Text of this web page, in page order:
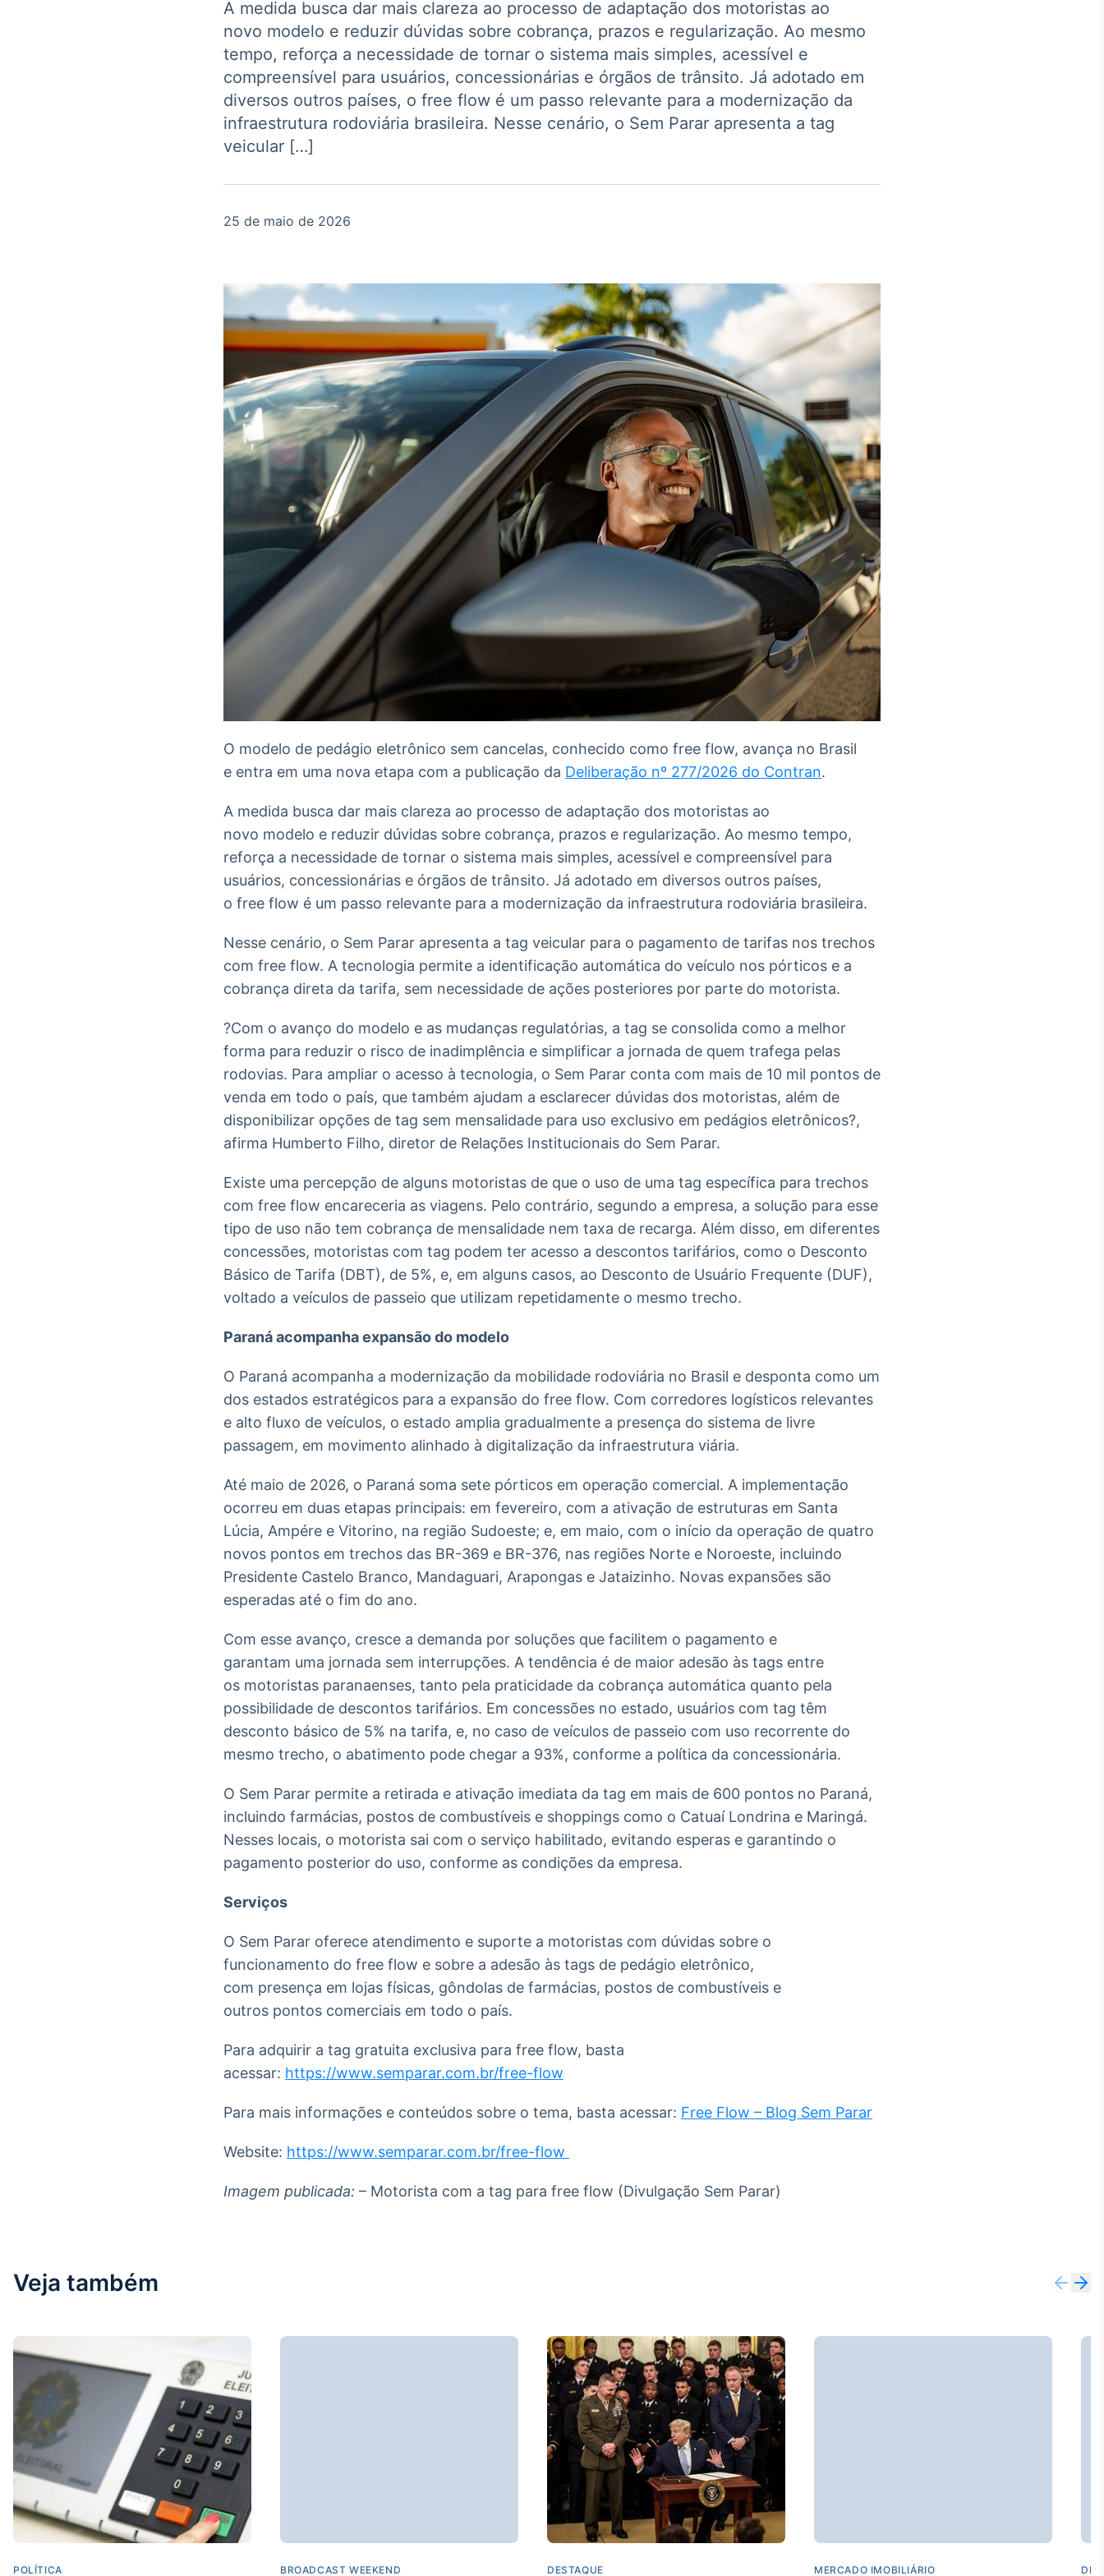
OTC
Plataforma para
ativos
Datafeed
APIs para
conteúdos e
dados
Ticker
Cotações e
notícias
Widgets
Componentes
funcionalidades
Wallboard
Conteúdos e
dados para
displays e telas
Curadoria
Curadoria de
conteúdos
noticiosos
Broadcast
notícias e
Broadcast
Fundos
A melhor
analisar fundos
no Brasil
IA BroadFast
Gestão de
Investimentos
Tokenização
Crédito
A medida busca dar mais clareza ao processo de adaptação dos motoristas ao
novo modelo e reduzir dúvidas sobre cobrança, prazos e regularização. Ao mesmo
tempo, reforça a necessidade de tornar o sistema mais simples, acessível e
compreensível para usuários, concessionárias e órgãos de trânsito. Já adotado em
diversos outros países, o free flow é um passo relevante para a modernização da
infraestrutura rodoviária brasileira. Nesse cenário, o Sem Parar apresenta a tag
veicular […]
25 de maio de 2026
O modelo de pedágio eletrônico sem cancelas, conhecido como free flow, avança no Brasil
e entra em uma nova etapa com a publicação da Deliberação nº 277/2026 do Contran.
A medida busca dar mais clareza ao processo de adaptação dos motoristas ao
novo modelo e reduzir dúvidas sobre cobrança, prazos e regularização. Ao mesmo tempo,
reforça a necessidade de tornar o sistema mais simples, acessível e compreensível para
usuários, concessionárias e órgãos de trânsito. Já adotado em diversos outros países,
o free flow é um passo relevante para a modernização da infraestrutura rodoviária brasileira.
Nesse cenário, o Sem Parar apresenta a tag veicular para o pagamento de tarifas nos trechos
com free flow. A tecnologia permite a identificação automática do veículo nos pórticos e a
cobrança direta da tarifa, sem necessidade de ações posteriores por parte do motorista.
?Com o avanço do modelo e as mudanças regulatórias, a tag se consolida como a melhor
forma para reduzir o risco de inadimplência e simplificar a jornada de quem trafega pelas
rodovias. Para ampliar o acesso à tecnologia, o Sem Parar conta com mais de 10 mil pontos de
venda em todo o país, que também ajudam a esclarecer dúvidas dos motoristas, além de
disponibilizar opções de tag sem mensalidade para uso exclusivo em pedágios eletrônicos?,
afirma Humberto Filho, diretor de Relações Institucionais do Sem Parar.
Existe uma percepção de alguns motoristas de que o uso de uma tag específica para trechos
com free flow encareceria as viagens. Pelo contrário, segundo a empresa, a solução para esse
tipo de uso não tem cobrança de mensalidade nem taxa de recarga. Além disso, em diferentes
concessões, motoristas com tag podem ter acesso a descontos tarifários, como o Desconto
Básico de Tarifa (DBT), de 5%, e, em alguns casos, ao Desconto de Usuário Frequente (DUF),
voltado a veículos de passeio que utilizam repetidamente o mesmo trecho.
Paraná acompanha expansão do modelo
O Paraná acompanha a modernização da mobilidade rodoviária no Brasil e desponta como um
dos estados estratégicos para a expansão do free flow. Com corredores logísticos relevantes
e alto fluxo de veículos, o estado amplia gradualmente a presença do sistema de livre
passagem, em movimento alinhado à digitalização da infraestrutura viária.
Até maio de 2026, o Paraná soma sete pórticos em operação comercial. A implementação
ocorreu em duas etapas principais: em fevereiro, com a ativação de estruturas em Santa
Lúcia, Ampére e Vitorino, na região Sudoeste; e, em maio, com o início da operação de quatro
novos pontos em trechos das BR-369 e BR-376, nas regiões Norte e Noroeste, incluindo
Presidente Castelo Branco, Mandaguari, Arapongas e Jataizinho. Novas expansões são
esperadas até o fim do ano.
Com esse avanço, cresce a demanda por soluções que facilitem o pagamento e
garantam uma jornada sem interrupções. A tendência é de maior adesão às tags entre
os motoristas paranaenses, tanto pela praticidade da cobrança automática quanto pela
possibilidade de descontos tarifários. Em concessões no estado, usuários com tag têm
desconto básico de 5% na tarifa, e, no caso de veículos de passeio com uso recorrente do
mesmo trecho, o abatimento pode chegar a 93%, conforme a política da concessionária.
O Sem Parar permite a retirada e ativação imediata da tag em mais de 600 pontos no Paraná,
incluindo farmácias, postos de combustíveis e shoppings como o Catuaí Londrina e Maringá.
Nesses locais, o motorista sai com o serviço habilitado, evitando esperas e garantindo o
pagamento posterior do uso, conforme as condições da empresa.
Serviços
O Sem Parar oferece atendimento e suporte a motoristas com dúvidas sobre o
funcionamento do free flow e sobre a adesão às tags de pedágio eletrônico,
com presença em lojas físicas, gôndolas de farmácias, postos de combustíveis e
outros pontos comerciais em todo o país.
Para adquirir a tag gratuita exclusiva para free flow, basta
acessar: https://www.semparar.com.br/free-flow
Para mais informações e conteúdos sobre o tema, basta acessar: Free Flow – Blog Sem Parar
Website: https://www.semparar.com.br/free-flow
Imagem publicada: – Motorista com a tag para free flow (Divulgação Sem Parar)
Veja também
POLÍTICA BROADCAST WEEKEND DESTAQUE MERCADO IMOBILIÁRIO